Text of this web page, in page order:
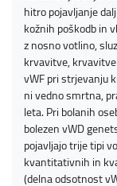
hitro pojavljanje
kožnih poškodb in
z nosno votlino,
krvavitve,
vWF pri strjevanju
ni vedno smrtna,
leta. Pri bolanih
bolezen vWD
pojavljajo trije tipi
kvantitativnih in
(delna odsotnost